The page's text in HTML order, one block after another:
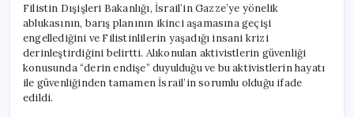
Filistin Dışişleri Bakanlığı, İsrail’in Gazze’ye yönelik
ablukasının, barış planının ikinci aşamasına geçişi
engellediğini ve Filistinlilerin yaşadığı insani krizi
derinleştirdiğini belirtti. Alıkonulan aktivistlerin güvenliği
konusunda “derin endişe” duyulduğu ve bu aktivistlerin hayatı
ile güvenliğinden tamamen İsrail’in sorumlu olduğu ifade
edildi.